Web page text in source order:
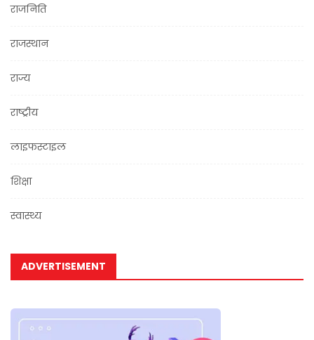
राजनिति
राजस्थान
राज्य
राष्ट्रीय
लाइफस्टाइल
शिक्षा
स्वास्थ्य
ADVERTISEMENT